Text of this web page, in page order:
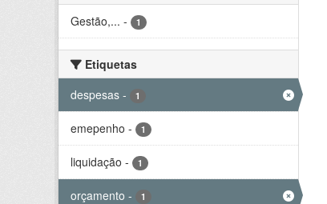
Gestão,... - 1
Etiquetas
despesas - 1
emepenho - 1
liquidação - 1
orçamento - 1